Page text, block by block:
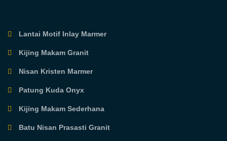
Lantai Motif Inlay Marmer
Kijing Makam Granit
Nisan Kristen Marmer
Patung Kuda Onyx
Kijing Makam Sederhana
Batu Nisan Prasasti Granit